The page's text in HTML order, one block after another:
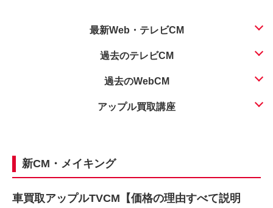
最新Web・テレビCM
過去のテレビCM
過去のWebCM
アップル買取講座
新CM・メイキング
車買取アップルTVCM【価格の理由すべて説明